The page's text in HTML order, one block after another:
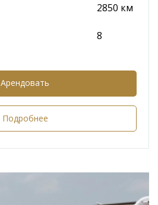
2850 км
8
Арендовать
Подробнее